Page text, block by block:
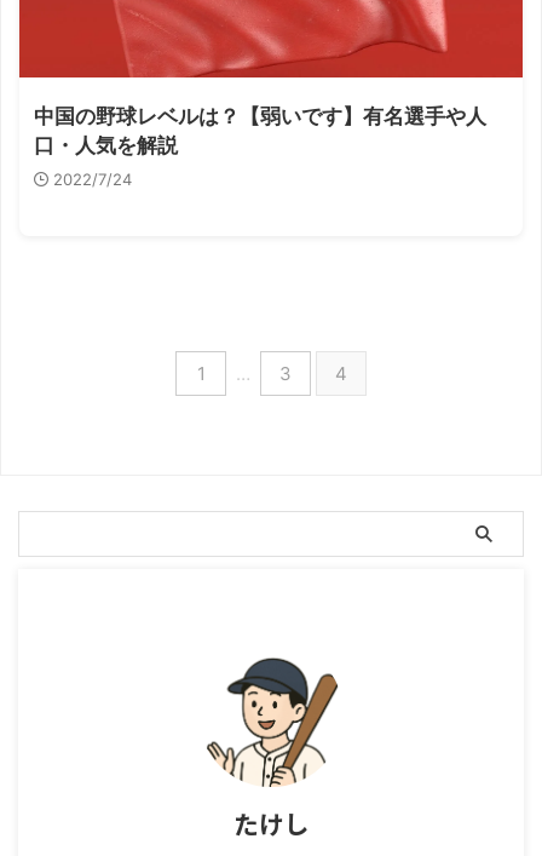
中国の野球レベルは？【弱いです】有名選手や人
口・人気を解説
2022/7/24
1 … 3 4
たけし